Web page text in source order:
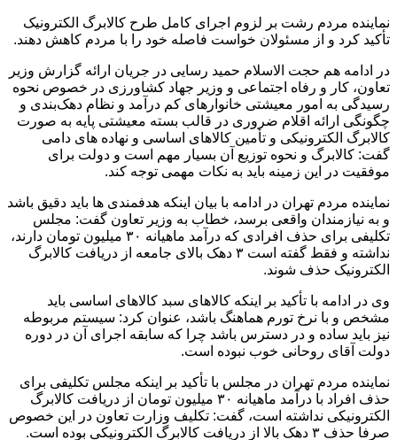
نماینده مردم رشت بر لزوم اجرای کامل طرح کالابرگ الکترونیک
تأکید کرد و از مسئولان خواست فاصله خود را با مردم کاهش دهند.
در ادامه هم حجت الاسلام حمید رسایی در جریان ارائه گزارش وزیر
تعاون، کار و رفاه اجتماعی و وزیر جهاد کشاورزی در خصوص نحوه
رسیدگی به امور معیشتی خانوارهای کم درآمد و نظام دهک‌بندی و
چگونگی ارائه اقلام ضروری در قالب بسته معیشتی پایه به صورت
کالابرگ الکترونیکی و تأمین کالاهای اساسی و نهاده های دامی
گفت: کالابرگ و نحوه توزیع آن بسیار مهم است و دولت برای
موفقیت در این زمینه باید به نکات مهمی توجه کند.
نماینده مردم تهران در ادامه با بیان اینکه هدفمندی ها باید دقیق باشد
و به نیازمندان واقعی برسد، خطاب به وزیر تعاون گفت: مجلس
تکلیفی برای حذف افرادی که درآمد ماهیانه ۳۰ میلیون تومان دارند،
نداشته و فقط گفته است ۳ دهک بالای جامعه از دریافت کالابرگ
الکترونیک حذف شوند.
وی در ادامه با تأکید بر اینکه کالاهای سبد کالاهای اساسی باید
مشخص و با نرخ تورم هماهنگ باشد، عنوان کرد: سیستم مربوطه
نیز باید ساده و در دسترس باشد چرا که سابقه اجرای آن در دوره
دولت آقای روحانی خوب نبوده است.
نماینده مردم تهران در مجلس با تأکید بر اینکه مجلس تکلیفی برای
حذف افراد با درآمد ماهیانه ۳۰ میلیون تومان از دریافت کالابرگ
الکترونیکی نداشته است، گفت: تکلیف وزارت تعاون در این خصوص
صرفا حذف ۳ دهک بالا از دریافت کالابرگ الکترونیکی بوده است.